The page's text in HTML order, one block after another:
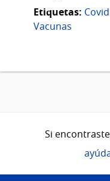
Etiquetas: Covid
Vacunas
Si